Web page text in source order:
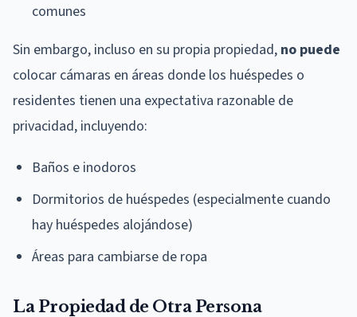
comunes
Sin embargo, incluso en su propia propiedad, no puede
colocar cámaras en áreas donde los huéspedes o
residentes tienen una expectativa razonable de
privacidad, incluyendo:
Baños e inodoros
Dormitorios de huéspedes (especialmente cuando
hay huéspedes alojándose)
Áreas para cambiarse de ropa
La Propiedad de Otra Persona